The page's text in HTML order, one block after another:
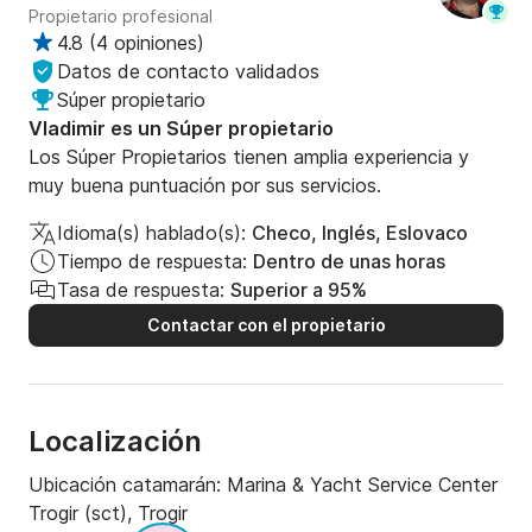
grandes y pequeñas, paños de cocina y toallas de
papel en la cocina.
Mejora a Paquete de Lujo:
- Transporte para un grupo desde/hasta el
Aeropuerto de Split (NO Split) o aparcamiento para 2
coches por semana cerca de Marina SCT, check-in
caso de imprevistos o reparaciones, se puede
cambiar la hora según sea necesario), asistencia con
el equipaje desde el coche/taxi hasta el barco, bar: 3
botellas de bebidas alcohólicas exclusivas, 2 vinos y
una caja de cervezas, juguetes acuáticos adicionales
tableta con proyector integrado, hamaca, 2 scooters
juguete acuático multifuncional Jobe Omnia
(kneeboard, esquí acuático, wakeskate/tabla y
Propietario profesional
4.8 (4 opiniones)
Datos de contacto validados
Súper propietario
Vladimir es un Súper propietario
Los Súper Propietarios tienen amplia experiencia y
muy buena puntuación por sus servicios.
Idioma(s) hablado(s): Checo, Inglés, Eslovaco
Tiempo de respuesta: Dentro de unas horas
Tasa de respuesta: Superior a 95%
Contactar con el propietario
Localización
Ubicación catamarán: Marina & Yacht Service Center
Trogir (sct), Trogir